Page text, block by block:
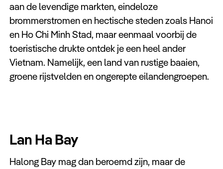
aan de levendige markten, eindeloze
brommerstromen en hectische steden zoals Hanoi
en Ho Chi Minh Stad, maar eenmaal voorbij de
toeristische drukte ontdek je een heel ander
Vietnam. Namelijk, een land van rustige baaien,
groene rijstvelden en ongerepte eilandengroepen.
Lan Ha Bay
Halong Bay mag dan beroemd zijn, maar de